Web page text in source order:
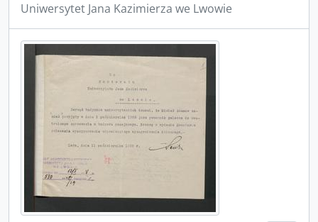
Uniwersytet Jana Kazimierza we Lwowie